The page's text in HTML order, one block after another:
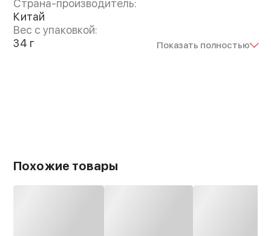
Страна-производитель:
Китай
Вес с упаковкой:
34 г
Показать полностью
Похожие товары